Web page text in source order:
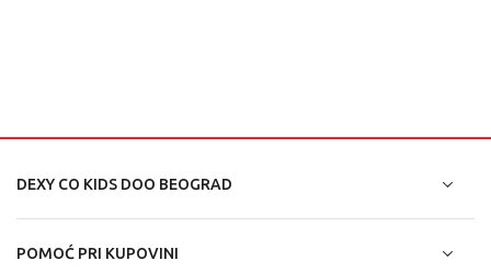
DEXY CO KIDS DOO BEOGRAD
POMOĆ PRI KUPOVINI